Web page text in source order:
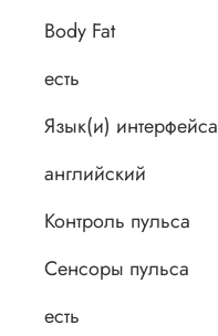
Body Fat
есть
Язык(и) интерфейса
английский
Контроль пульса
Сенсоры пульса
есть